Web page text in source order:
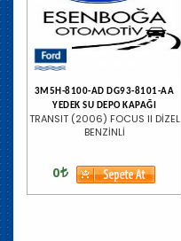
3M5H-8100-AD DG93-8101-AA
YEDEK SU DEPO KAPAĞI
TRANSIT (2006) FOCUS II DİZEL
BENZİNLİ
0